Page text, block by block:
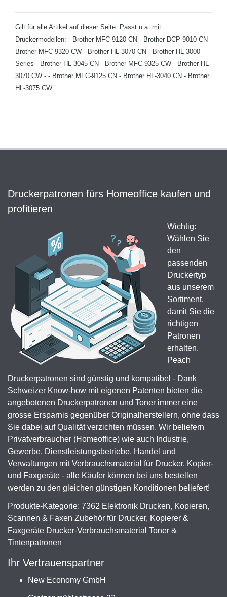
Gilt für alle Artikel auf dieser Seite: Passt u.a. mit
Druckermodellen: - Brother MFC-9120 CN - Brother DCP-9010 CN -
Brother MFC-9320 CW - Brother HL-3070 CN - Brother HL-3000
Series - Brother HL-3045 CN - Brother MFC-9325 CW - Brother HL-
3070 CW - - Brother MFC-9125 CN - Brother HL-3040 CN - Brother
HL-3075 CW
Druckerpatronen fürs Homeoffice kaufen und
profitieren
Wichtig:
Wählen Sie
den
passenden
Druckertyp
aus unserem
Sortiment,
damit Sie die
richtigen
Patronen
erhalten.
Peach
Druckerpatronen sind günstig und kompatibel - Dank
Schweizer Know-how mit eigenen Patenten bieten die
angebotenen Druckerpatronen und Toner immer eine
grosse Ersparnis gegenüber Originalherstellern, ohne dass
Sie dabei auf Qualität verzichten müssen. Wir beliefern
Privatverbraucher (Homeoffice) wie auch Industrie,
Gewerbe, Dienstleistungsbetriebe, Handel und
Verwaltungen mit Verbrauchsmaterial für Drucker, Kopier-
und Faxgeräte - alle Käufer können bei uns bestellen
werden zu den gleichen günstigen Konditionen beliefert!
Produkte-Kategorie: 7362 Elektronik Drucken, Kopieren,
Scannen & Faxen Zubehör für Drucker, Kopierer &
Faxgeräte Drucker-Verbrauchsmaterial Toner &
Tintenpatronen
Ihr Vertrauenspartner
New Economy GmbH